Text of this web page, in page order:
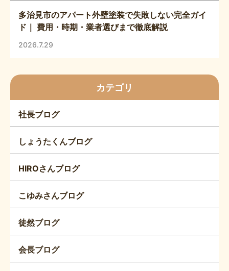
多治見市のアパート外壁塗装で失敗しない完全ガイ
ド｜ 費用・時期・業者選びまで徹底解説
2026.7.29
カテゴリ
社長ブログ
しょうたくんブログ
HIROさんブログ
こゆみさんブログ
徒然ブログ
会長ブログ